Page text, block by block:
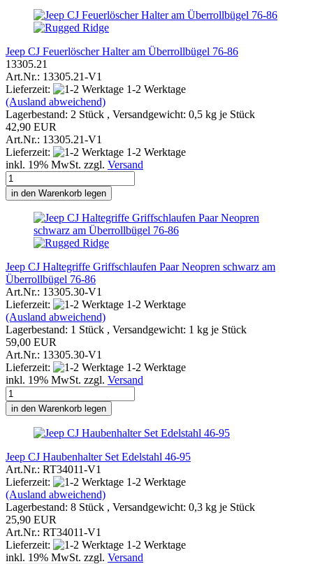
Jeep CJ Feuerlöscher Halter am Überrollbügel 76-86
13305.21
Art.Nr.: 13305.21-V1
Lieferzeit:
1-2 Werktage
(Ausland abweichend)
Lagerbestand: 2 Stück , Versandgewicht: 0,5 kg je Stück
42,90 EUR
Art.Nr.: 13305.21-V1
Lieferzeit:
1-2 Werktage
inkl. 19% MwSt. zzgl. Versand
in den Warenkorb legen
Jeep CJ Haltegriffe Griffschlaufen Paar Neopren schwarz am
Überrollbügel 76-86
Art.Nr.: 13305.30-V1
Lieferzeit:
1-2 Werktage
(Ausland abweichend)
Lagerbestand: 1 Stück , Versandgewicht: 1 kg je Stück
59,00 EUR
Art.Nr.: 13305.30-V1
Lieferzeit:
1-2 Werktage
inkl. 19% MwSt. zzgl. Versand
in den Warenkorb legen
Jeep CJ Haubenhalter Set Edelstahl 46-95
Art.Nr.: RT34011-V1
Lieferzeit:
1-2 Werktage
(Ausland abweichend)
Lagerbestand: 8 Stück , Versandgewicht: 0,3 kg je Stück
25,90 EUR
Art.Nr.: RT34011-V1
Lieferzeit:
1-2 Werktage
inkl. 19% MwSt. zzgl. Versand